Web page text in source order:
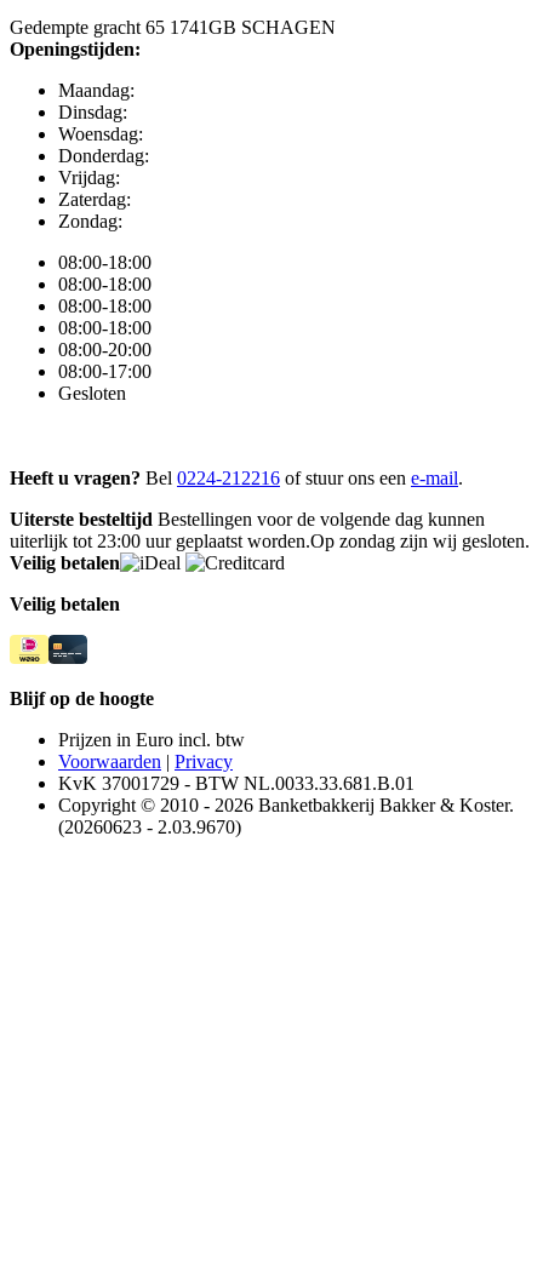
Gedempte gracht 65 1741GB SCHAGEN
Openingstijden:
Maandag:
Dinsdag:
Woensdag:
Donderdag:
Vrijdag:
Zaterdag:
Zondag:
08:00-18:00
08:00-18:00
08:00-18:00
08:00-18:00
08:00-20:00
08:00-17:00
Gesloten
Heeft u vragen? Bel 0224-212216 of stuur ons een e-mail.
Uiterste besteltijd Bestellingen voor de volgende dag kunnen
uiterlijk tot 23:00 uur geplaatst worden.Op zondag zijn wij gesloten.
Veilig betalen
Veilig betalen
Blijf op de hoogte
Prijzen in Euro incl. btw
Voorwaarden | Privacy
KvK 37001729 - BTW NL.0033.33.681.B.01
Copyright © 2010 - 2026 Banketbakkerij Bakker & Koster.
(20260623 - 2.03.9670)